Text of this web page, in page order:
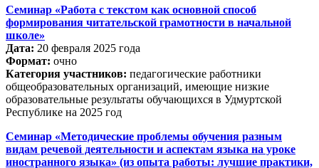
Семинар «Работа с текстом как основной способ
формирования читательской грамотности в начальной
школе»
Дата: 20 февраля 2025 года
Формат: очно
Категория участников: педагогические работники
общеобразовательных организаций, имеющие низкие
образовательные результаты обучающихся в Удмуртской
Республике на 2025 год
Семинар «Методические проблемы обучения разным
видам речевой деятельности и аспектам языка на уроке
иностранного языка» (из опыта работы: лучшие практики,